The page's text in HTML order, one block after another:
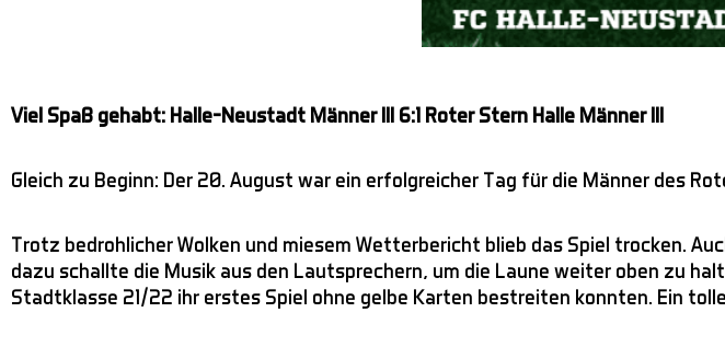
Viel Spaß gehabt: Halle-Neustadt Männer III 6:1 Roter Stern Halle Männer III
Gleich zu Beginn: Der 20. August war ein erfolgreicher Tag für die Männer des
Trotz bedrohlicher Wolken und miesem Wetterbericht blieb das Spiel trocken.
dazu schallte die Musik aus den Lautsprechern, um die Laune weiter oben zu
Stadtklasse 21/22 ihr erstes Spiel ohne gelbe Karten bestreiten konnten. Ein